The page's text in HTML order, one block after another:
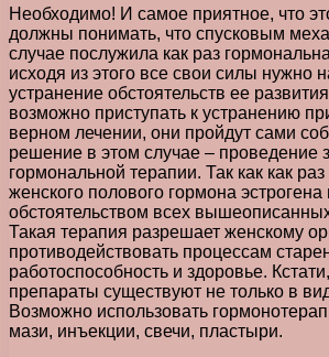
Необходимо! И самое приятное, что
должны понимать, что спусковым
случае послужила как раз
исходя из этого все свои силы нужно
устранение обстоятельств ее
возможно приступать к устранению
верном лечении, они пройдут сами
решение в этом случае – проведение
гормональной терапии. Так как как раз
женского полового гормона эстрогена
обстоятельством всех
Такая терапия разрешает женскому
противодействовать процессам
работоспособность и здоровье.
препараты существуют не только в
Возможно использовать
мази, инъекции, свечи, пластыри.